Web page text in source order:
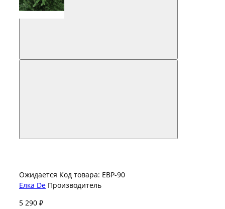
Ожидается Код товара: ЕВР-90
Елка De Производитель
5 290 ₽